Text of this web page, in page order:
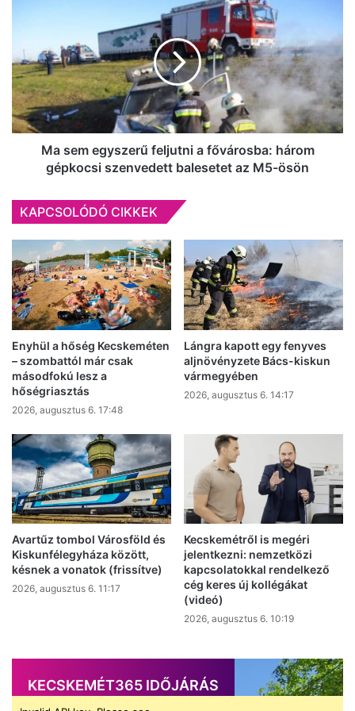
feljutni
a
fővárosba:
három
gépkocsi
szenvedett
balesetet
ösön
Ma sem egyszerű feljutni a fővárosba: három
gépkocsi szenvedett balesetet az M5-ösön
KAPCSOLÓDÓ CIKKEK
Enyhül a hőség Kecskeméten
– szombattól már csak
másodfokú lesz a
hőségriasztás
2026, augusztus 6. 17:48
Lángra kapott egy fenyves
aljnövényzete Bács-kiskun
vármegyében
2026, augusztus 6. 14:17
Avartűz tombol Városföld és
Kiskunfélegyháza között,
késnek a vonatok (frissítve)
2026, augusztus 6. 11:17
Kecskemétről is megéri
jelentkezni: nemzetközi
kapcsolatokkal rendelkező
cég keres új kollégákat
(videó)
2026, augusztus 6. 10:19
KECSKEMÉT365 IDŐJÁRÁS